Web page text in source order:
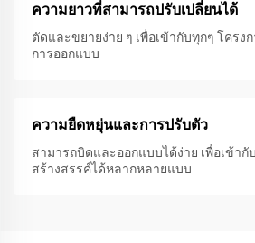
ความยาวที่สามารถปรับเปลี่ยนได้
ตัดและขยายง่าย ๆ เพื่อเข้ากับทุกๆ โครง
การออกแบบ
ความยืดหยุ่นและการปรับตัว
สามารถบิดและออกแบบได้ง่าย เพื่อเข้า
สร้างสรรค์ได้หลากหลายแบบ